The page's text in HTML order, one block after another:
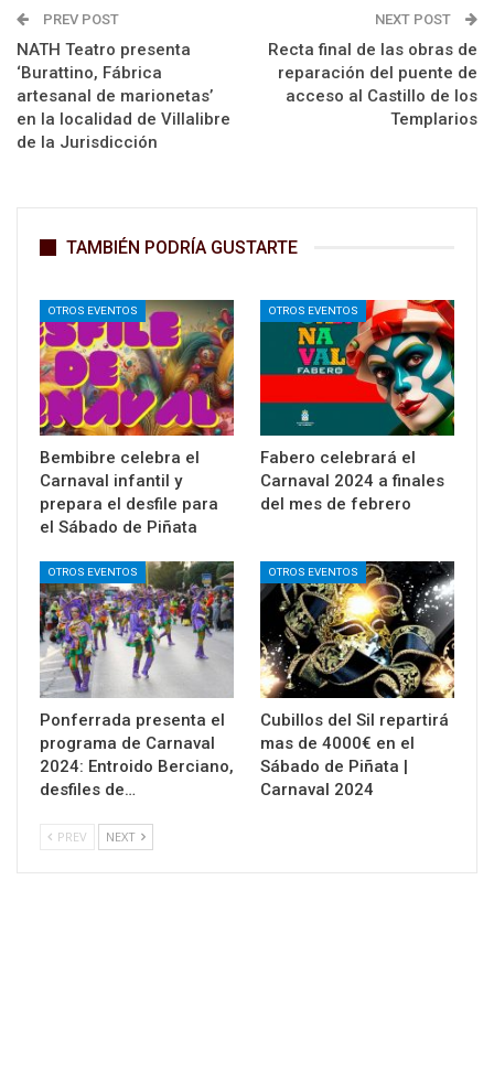
PREV POST
NATH Teatro presenta
‘Burattino, Fábrica
artesanal de marionetas’
en la localidad de Villalibre
de la Jurisdicción
NEXT POST
Recta final de las obras de
reparación del puente de
acceso al Castillo de los
Templarios
TAMBIÉN PODRÍA GUSTARTE
OTROS EVENTOS
Bembibre celebra el
Carnaval infantil y
prepara el desfile para
el Sábado de Piñata
OTROS EVENTOS
Fabero celebrará el
Carnaval 2024 a finales
del mes de febrero
OTROS EVENTOS
Ponferrada presenta el
programa de Carnaval
2024: Entroido Berciano,
desfiles de…
OTROS EVENTOS
Cubillos del Sil repartirá
mas de 4000€ en el
Sábado de Piñata |
Carnaval 2024
PREV NEXT